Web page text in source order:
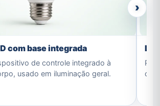
com base integrada
de controle integrado à
usado em iluminação geral.
›